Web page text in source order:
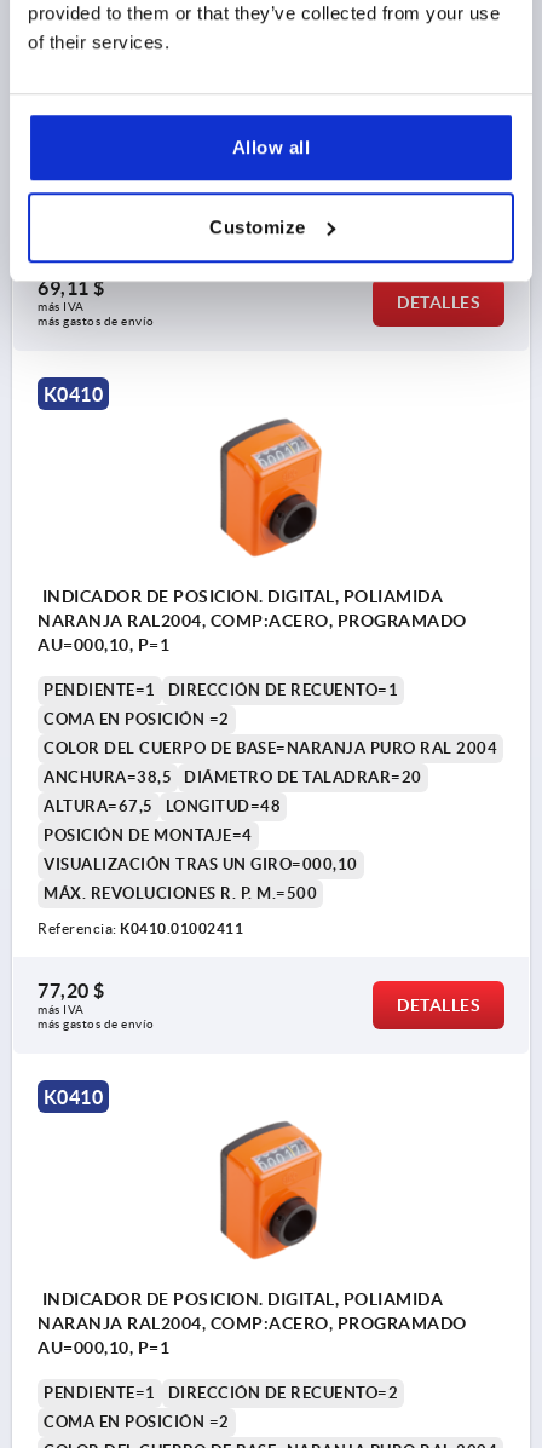
provided to them or that they’ve collected from your use
of their services.
Allow all
Customize
COMA EN POSICIÓN =2
COLOR DEL CUERPO DE BASE=NARANJA PURO RAL 2004
MÁX. REVOLUCIONES R. P. M.=500
K0410.01002321
69,11 $
más IVA
más gastos de envío
DETALLES
K0410
INDICADOR DE POSICION. DIGITAL, POLIAMIDA
NARANJA RAL2004, COMP:ACERO, PROGRAMADO
AU=000,10, P=1
PENDIENTE=1
DIRECCIÓN DE RECUENTO=1
COMA EN POSICIÓN =2
COLOR DEL CUERPO DE BASE=NARANJA PURO RAL 2004
ANCHURA=38,5
DIÁMETRO DE TALADRAR=20
ALTURA=67,5
LONGITUD=48
POSICIÓN DE MONTAJE=4
VISUALIZACIÓN TRAS UN GIRO=000,10
MÁX. REVOLUCIONES R. P. M.=500
Referencia: K0410.01002411
77,20 $
más IVA
más gastos de envío
DETALLES
K0410
INDICADOR DE POSICION. DIGITAL, POLIAMIDA
NARANJA RAL2004, COMP:ACERO, PROGRAMADO
AU=000,10, P=1
PENDIENTE=1
DIRECCIÓN DE RECUENTO=2
COMA EN POSICIÓN =2